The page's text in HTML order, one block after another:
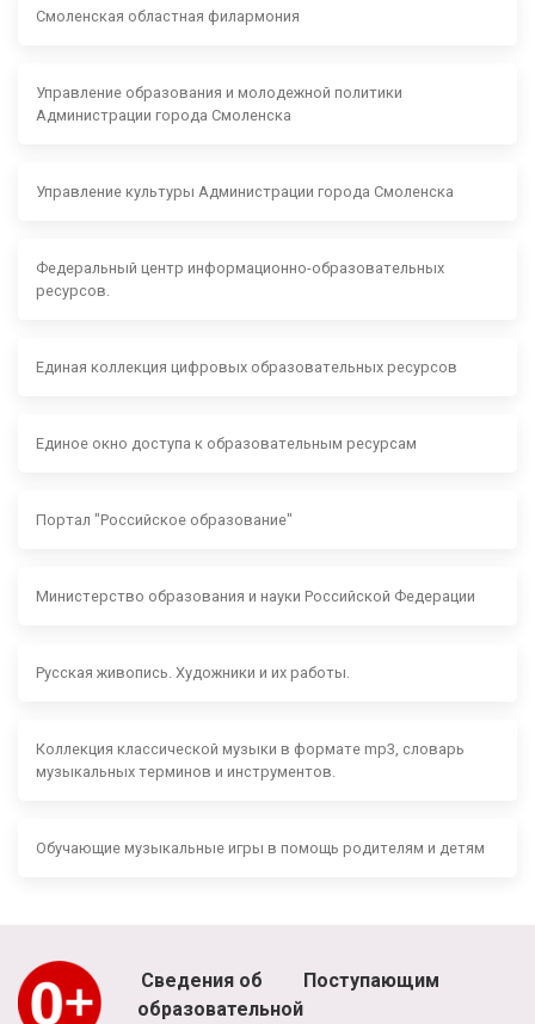
Смоленская областная филармония
Управление образования и молодежной политики
Администрации города Смоленска
Управление культуры Администрации города Смоленска
Федеральный центр информационно-образовательных
ресурсов.
Единая коллекция цифровых образовательных ресурсов
Единое окно доступа к образовательным ресурсам
Портал "Российское образование"
Министерство образования и науки Российской Федерации
Русская живопись. Художники и их работы.
Коллекция классической музыки в формате mp3, словарь
музыкальных терминов и инструментов.
Обучающие музыкальные игры в помощь родителям и детям
Сведения об
образовательной
Поступающим